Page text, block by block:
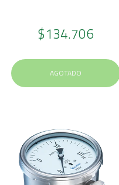
$134.706
AGOTADO